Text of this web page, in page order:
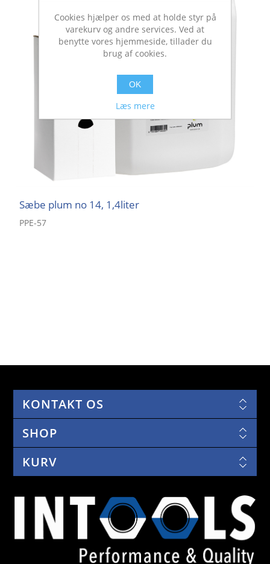
Sæbe plum no 14, 1,4liter
PPE-57
KONTAKT OS
SHOP
KURV
Cookies hjælper os med at holde styr på
varekurv og andre services. Ved at
benytte vores hjemmeside, tillader du
brug af cookies.
OK
Læs mere